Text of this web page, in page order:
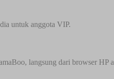
untuk anggota VIP.
langsung dari browser HP